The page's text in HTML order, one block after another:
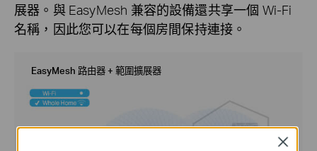
展器。與 EasyMesh 兼容的設備還共享一個 Wi-Fi
名稱，因此您可以在每個房間保持連接。
EasyMesh 路由器 + 範圍擴展器
Close